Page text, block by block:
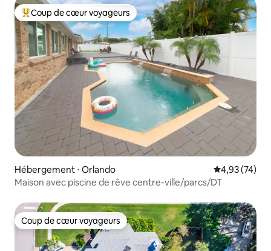
Coups de cœur voyageurs les plus appréciés
Coup de cœur voyageurs
Hébergement ⋅ Orlando Évaluation
4,93 (74)
Maison avec piscine de rêve centre-ville/parcs/DT
Coup de cœur voyageurs
Coup de cœur voyageurs